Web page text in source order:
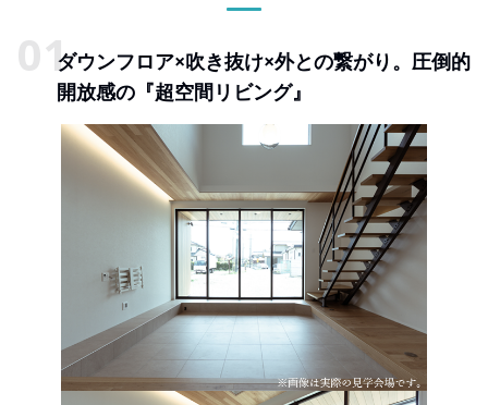
ダウンフロア×吹き抜け×外との繋がり。圧倒的
開放感の『超空間リビング』